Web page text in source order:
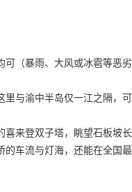
可（暴雨、大风或冰雹等恶劣
里与渝中半岛仅一江之隔，可
喜来登双子塔，眺望石板坡长
的车流与灯海，还能在全国最